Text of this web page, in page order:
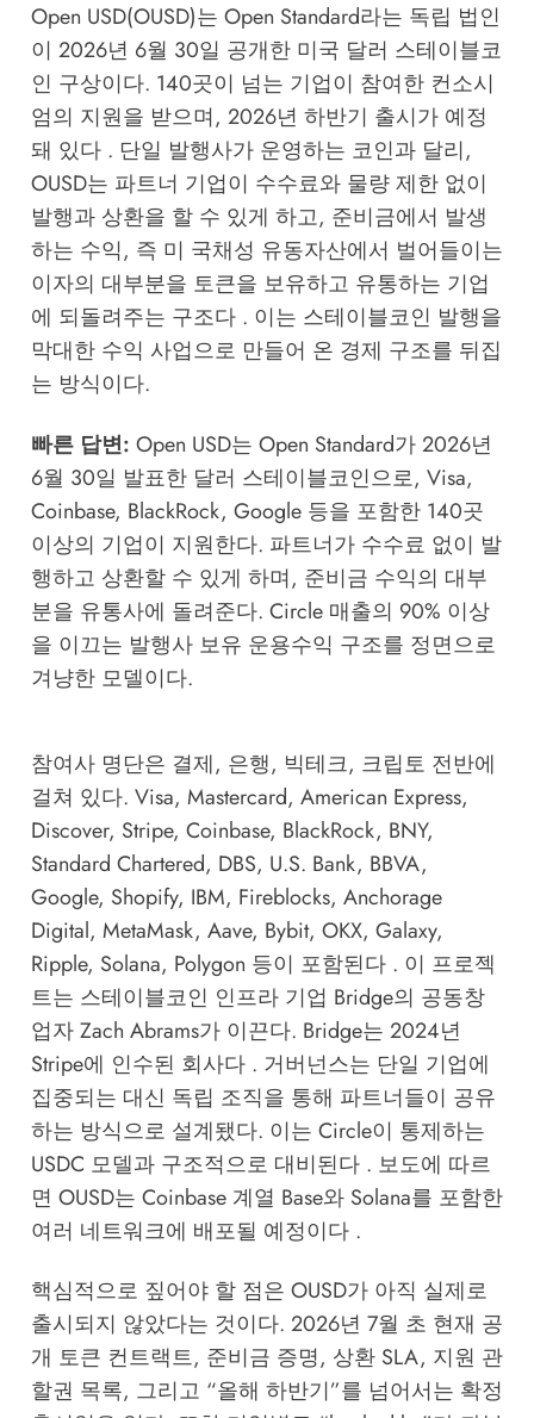
Open USD(OUSD)는 Open Standard라는 독립 법인
이 2026년 6월 30일 공개한 미국 달러 스테이블코
인 구상이다. 140곳이 넘는 기업이 참여한 컨소시
엄의 지원을 받으며, 2026년 하반기 출시가 예정
돼 있다 . 단일 발행사가 운영하는 코인과 달리,
OUSD는 파트너 기업이 수수료와 물량 제한 없이
발행과 상환을 할 수 있게 하고, 준비금에서 발생
하는 수익, 즉 미 국채성 유동자산에서 벌어들이는
이자의 대부분을 토큰을 보유하고 유통하는 기업
에 되돌려주는 구조다 . 이는 스테이블코인 발행을
막대한 수익 사업으로 만들어 온 경제 구조를 뒤집
는 방식이다.
빠른 답변: Open USD는 Open Standard가 2026년
6월 30일 발표한 달러 스테이블코인으로, Visa,
Coinbase, BlackRock, Google 등을 포함한 140곳
이상의 기업이 지원한다. 파트너가 수수료 없이 발
행하고 상환할 수 있게 하며, 준비금 수익의 대부
분을 유통사에 돌려준다. Circle 매출의 90% 이상
을 이끄는 발행사 보유 운용수익 구조를 정면으로
겨냥한 모델이다.
참여사 명단은 결제, 은행, 빅테크, 크립토 전반에
걸쳐 있다. Visa, Mastercard, American Express,
Discover, Stripe, Coinbase, BlackRock, BNY,
Standard Chartered, DBS, U.S. Bank, BBVA,
Google, Shopify, IBM, Fireblocks, Anchorage
Digital, MetaMask, Aave, Bybit, OKX, Galaxy,
Ripple, Solana, Polygon 등이 포함된다 . 이 프로젝
트는 스테이블코인 인프라 기업 Bridge의 공동창
업자 Zach Abrams가 이끈다. Bridge는 2024년
Stripe에 인수된 회사다 . 거버넌스는 단일 기업에
집중되는 대신 독립 조직을 통해 파트너들이 공유
하는 방식으로 설계됐다. 이는 Circle이 통제하는
USDC 모델과 구조적으로 대비된다 . 보도에 따르
면 OUSD는 Coinbase 계열 Base와 Solana를 포함한
여러 네트워크에 배포될 예정이다 .
핵심적으로 짚어야 할 점은 OUSD가 아직 실제로
출시되지 않았다는 것이다. 2026년 7월 초 현재 공
개 토큰 컨트랙트, 준비금 증명, 상환 SLA, 지원 관
할권 목록, 그리고 “올해 하반기”를 넘어서는 확정